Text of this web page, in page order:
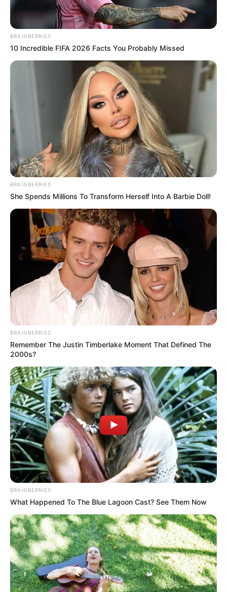
BRAINBERRIES
10 Incredible FIFA 2026 Facts You Probably Missed
BRAINBERRIES
She Spends Millions To Transform Herself Into A Barbie Doll!
BRAINBERRIES
Remember The Justin Timberlake Moment That Defined The
2000s?
BRAINBERRIES
What Happened To The Blue Lagoon Cast? See Them Now